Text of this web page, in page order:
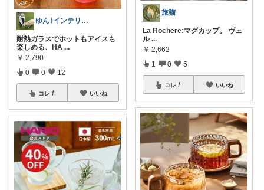
ゆん⌇インテリアと生活雑貨がメイン🧸
耐熱ガラスでホットもアイスも
楽しめる、HA ...
￥ 2,790
0 0 12
コレ いいね
旅猫
La Rochere:マグカップ。 ヴェ
ル ...
￥ 2,662
1 0 5
コレ いいね